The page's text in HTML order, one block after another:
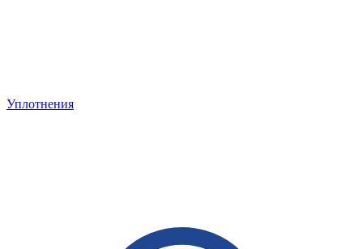
Уплотнения